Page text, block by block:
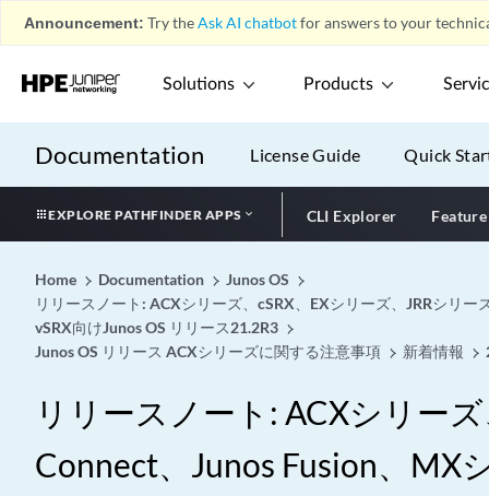
Announcement: Try theAsk AI chatbotfor answers to your
Solutions Products
Documentation License Guide Quick
EXPLORE PATHFINDER APPS CLI Explorer
Home Documentation
Junos OS
リリースノート: ACXシリーズ、cSRX、EXシリーズ、JRRシリ
vSRX向けJunos OS リリース21.2R3
Junos OS リリース ACXシリーズに関する注意事項
新着情報
リリースノート: ACXシリー
Connect、Junos Fusion、MX